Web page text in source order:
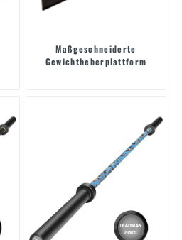
Maßgeschneiderte
Gewichtheberplattform